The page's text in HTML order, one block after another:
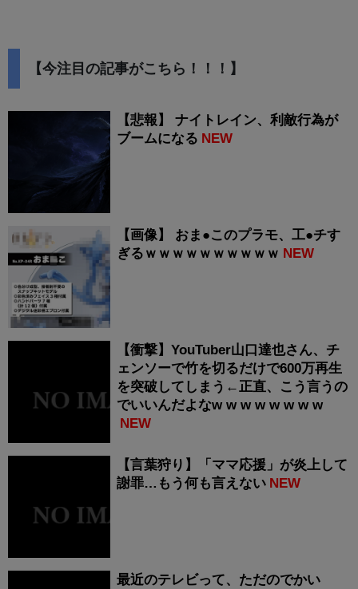
【今注目の記事がこちら！！！】
【悲報】 ナイトレイン、利敵行為が
ブームになる NEW
【画像】 おま●このプラモ、工●チす
ぎるｗｗｗｗｗｗｗｗｗｗ NEW
【衝撃】YouTuber山口達也さん、チ
ェンソーで竹を切るだけで600万再生
を突破してしまう←正直、こう言うの
でいいんだよなw w w w w w w w
NEW
【言葉狩り】「ママ応援」が炎上して
謝罪…もう何も言えない NEW
最近のテレビって、ただのでかい